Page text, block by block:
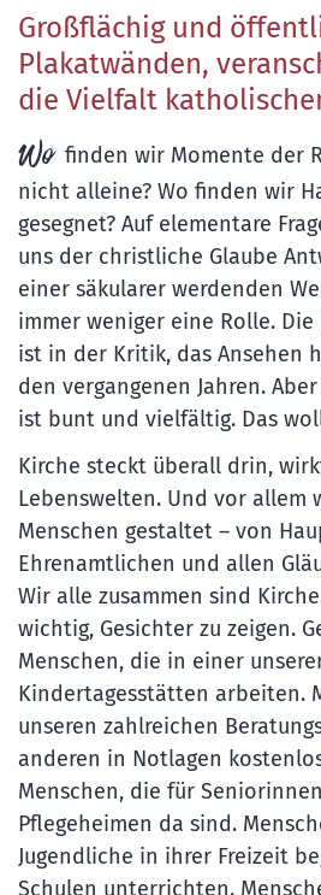
Großflächig und
Plakatwänden,
die Vielfalt
Wofinden wir Momente der
nicht alleine? Wo finden wir
gesegnet? Auf elementare
uns der christliche Glaube
einer säkularer werdenden
immer weniger eine Rolle.
ist in der Kritik, das Ansehen
den vergangenen Jahren.
ist bunt und vielfältig. Das
Kirche steckt überall drin,
Lebenswelten. Und vor allem
Menschen gestaltet – von
Ehrenamtlichen und allen
Wir alle zusammen sind
wichtig, Gesichter zu zeigen.
Menschen, die in einer
Kindertagesstätten arbeiten.
unseren zahlreichen
anderen in Notlagen
Menschen, die für
Pflegeheimen da sind.
Jugendliche in ihrer Freizeit
Schulen unterrichten.